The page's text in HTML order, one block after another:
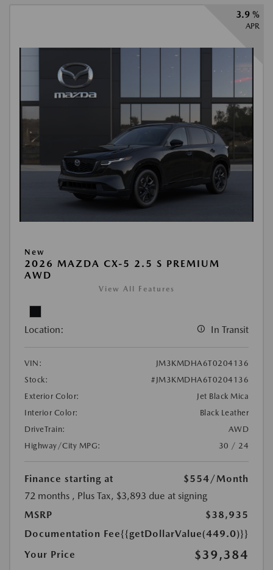
3.9 %
APR
New
2026 MAZDA CX-5 2.5 S PREMIUM
AWD
View All Features
Location: In Transit
VIN:
JM3KMDHA6T0204136
Stock:
#JM3KMDHA6T0204136
Exterior Color:
Jet Black Mica
Interior Color:
Black Leather
DriveTrain:
AWD
Highway/City MPG:
30 / 24
Finance starting at $554/Month
72 months , Plus Tax, $3,893 due at signing
MSRP
$38,935
Documentation Fee{{getDollarValue(449.0)}}
Your Price
$39,384